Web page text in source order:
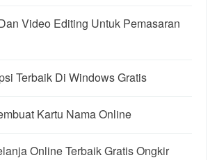
Video Editing Untuk Pemasaran
Terbaik Di Windows Gratis
Kartu Nama Online
Online Terbaik Gratis Ongkir